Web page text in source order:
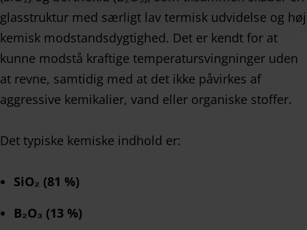
glasstruktur med særligt lav termisk udvidelse og høj
kemisk modstandsdygtighed. Det er kendt for at
kunne modstå kraftige temperatursvingninger uden
at revne, samtidig med at det ikke påvirkes af
aggressive kemikalier, vand eller organiske stoffer.
Det typiske kemiske indhold er:
SiO₂ (81 %)
B₂O₃ (13 %)